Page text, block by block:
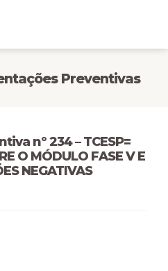
Preventivas
nº 234 – TCESP=
O MÓDULO FASE V E
NEGATIVAS